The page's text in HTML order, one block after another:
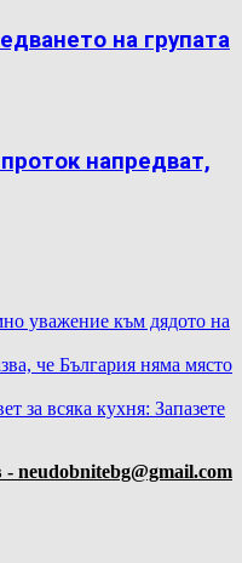
на групата
напредват,
уважение към дядото на
че България няма място
за всяка кухня: Запазете